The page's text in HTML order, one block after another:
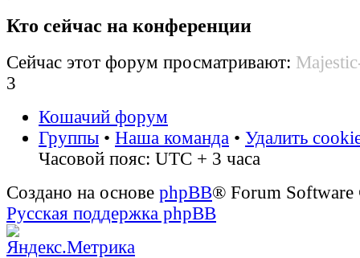
Кто сейчас на конференции
Сейчас этот форум просматривают:
3
Кошачий форум
Группы • Наша команда • Удалить
Часовой пояс: UTC + 3 часа
Создано на основе phpBB® Forum
Русская поддержка phpBB